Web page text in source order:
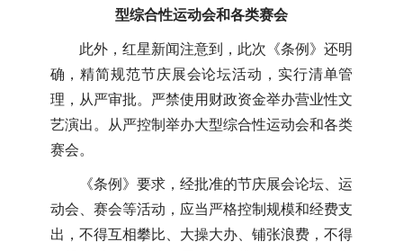
型综合性运动会和各类赛会
此外，红星新闻注意到，此次《条例》还明
确，精简规范节庆展会论坛活动，实行清单管
理，从严审批。严禁使用财政资金举办营业性文
艺演出。从严控制举办大型综合性运动会和各类
赛会。
《条例》要求，经批准的节庆展会论坛、运
动会、赛会等活动，应当严格控制规模和经费支
出，不得互相攀比、大操大办、铺张浪费，不得